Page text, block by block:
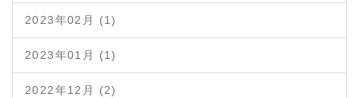
2023年02月 (1)
2023年01月 (1)
2022年12月 (2)